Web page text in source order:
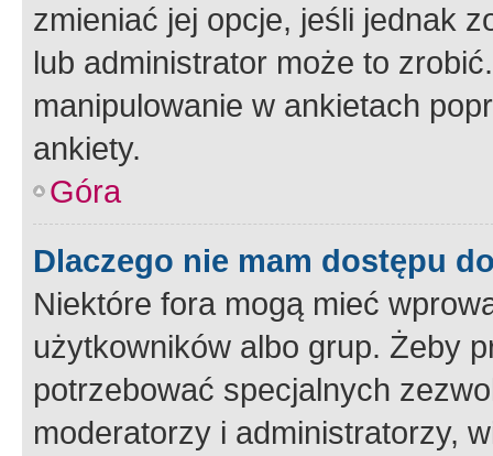
zmieniać jej opcje, jeśli jednak
lub administrator może to
manipulowanie w ankietach
ankiety.
Góra
Dlaczego nie mam dostępu
Niektóre fora mogą mieć
użytkowników albo grup. Żeby
potrzebować specjalnych
moderatorzy i administratorzy,